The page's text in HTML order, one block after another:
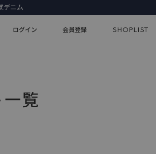
デニム
ログイン 会員登録 SHOPLIST
覧